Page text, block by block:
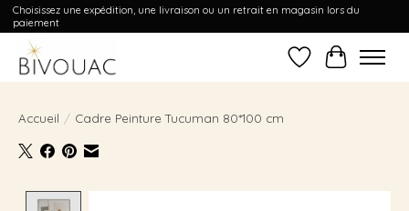
Choisissez une expédition, une livraison ou un retrait en magasin lors du
paiement
Liste dePanier
Accueil / Cadre Peinture Tucuman 80*100 cm